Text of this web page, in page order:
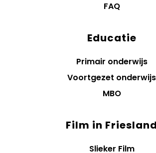
FAQ
Educatie
Primair onderwijs
Voortgezet onderwijs
MBO
Film in Friesland
Slieker Film